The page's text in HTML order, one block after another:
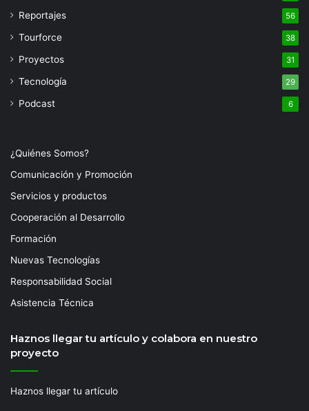
Reportajes 56
Tourforce 38
Proyectos 31
Tecnología 29
Podcast 6
¿Quiénes Somos?
Comunicación y Promoción
Servicios y productos
Cooperación al Desarrollo
Formación
Nuevas Tecnologías
Responsabilidad Social
Asistencia Técnica
Haznos llegar tu artículo y colabora en nuestro
proyecto
Haznos llegar tu artículo